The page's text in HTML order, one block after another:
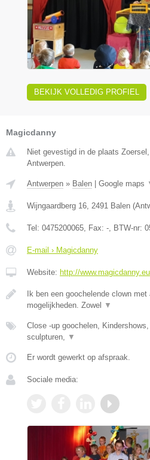
BEKIJK VOLLEDIG PROFIEL
Magicdanny
Niet gevestigd in de plaats
Antwerpen.
Antwerpen » Balen | Google maps
Wijngaardberg 16 2491 Balen (
Tel: 0475200065 , Fax: - , BTW-nr:
E-mail › Magicdanny
Website: http://www.magicdanny.eu
Ik ben een goochelende clown
mogelijkheden. Zowel ▼
Close -up goochelen,
sculpturen,
▼
Er wordt gewerkt op afspraak.
Sociale media: